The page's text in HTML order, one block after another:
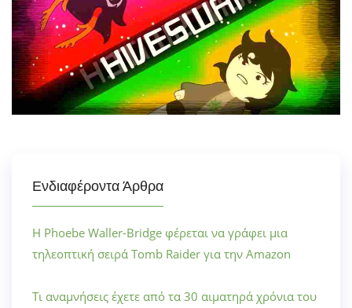
Ενδιαφέροντα Άρθρα
Η Phoebe Waller-Bridge φέρεται να γράφει μια
τηλεοπτική σειρά Tomb Raider για την Amazon
Τι αναμνήσεις έχετε από τα 30 αιματηρά χρόνια του